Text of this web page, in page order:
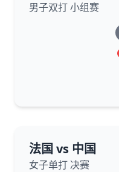
男子双打 小组赛
法国 vs 中国
女子单打 决赛